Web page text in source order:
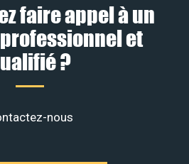
faire appel à un
et
?
nous